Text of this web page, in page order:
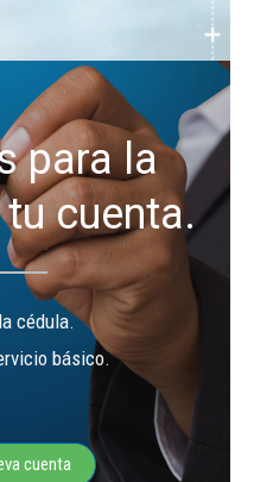
para la
cuenta.
cédula.
básico.
cuenta